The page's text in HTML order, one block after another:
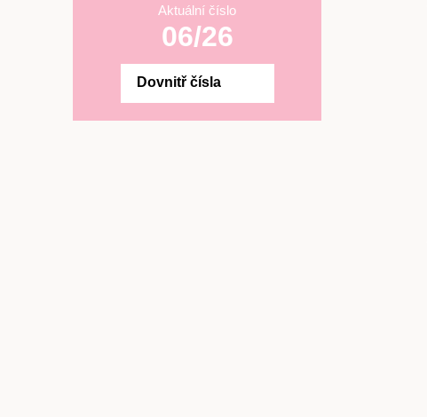
Aktuální číslo
06/26
Dovnitř čísla